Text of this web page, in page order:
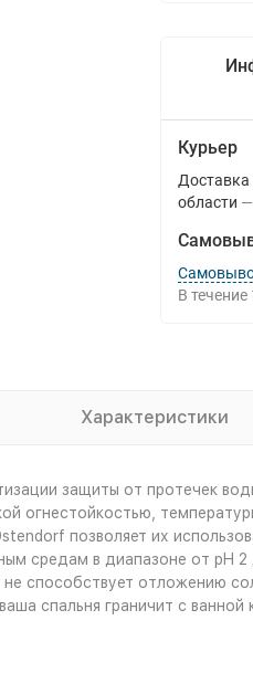
Курьер
области
В течение
Характеристики
защиты от протечек
огнестойкостью,
позволяет их
средам в диапазоне от pH
не способствует отложению
спальня граничит с ванной